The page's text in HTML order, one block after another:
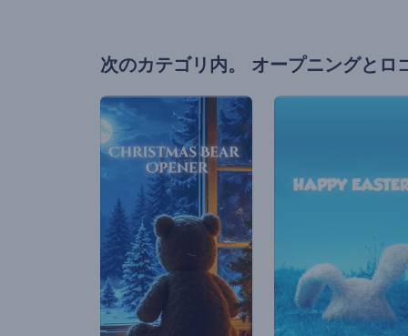
次のカテゴリ内。 オープニングとロ